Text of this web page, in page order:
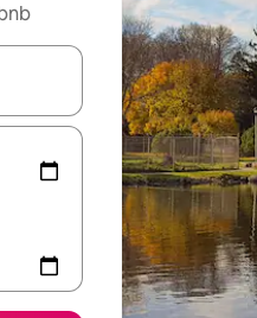
navegar-hi a través de les